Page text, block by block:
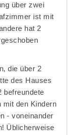
über zwei
ist mit
hat 2
die über 2
des Hauses
befreundete
mit den Kindern
- voneinander
Üblicherweise